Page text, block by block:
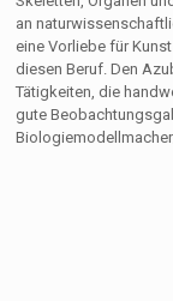
an
eine Vorliebe für
diesen Beruf. Den
Tätigkeiten, die
gute